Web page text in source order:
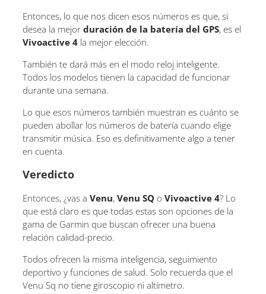
Entonces, lo que nos dicen esos números es que, si
desea la mejor duración de la batería del GPS, es el
Vivoactive 4 la mejor elección.
También te dará más en el modo reloj inteligente.
Todos los modelos tienen la capacidad de funcionar
durante una semana.
Lo que esos números también muestran es cuánto se
pueden abollar los números de batería cuando elige
transmitir música. Eso es definitivamente algo a tener
en cuenta.
Veredicto
Entonces, ¿vas a Venu, Venu SQ o Vivoactive 4? Lo
que está claro es que todas estas son opciones de la
gama de Garmin que buscan ofrecer una buena
relación calidad-precio.
Todos ofrecen la misma inteligencia, seguimiento
deportivo y funciones de salud. Solo recuerda que el
Venu Sq no tiene giroscopio ni altímetro.